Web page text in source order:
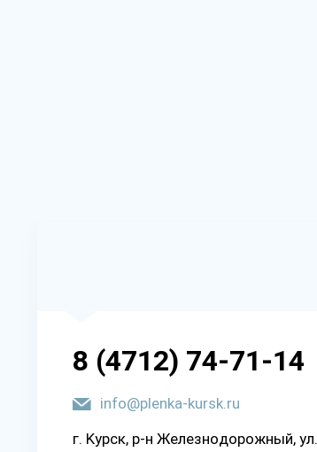
8 (4712) 74-71-14
info@plenka-kursk.ru
г. Kypcк, p-н Жeлeзнoдopoжный, yл.